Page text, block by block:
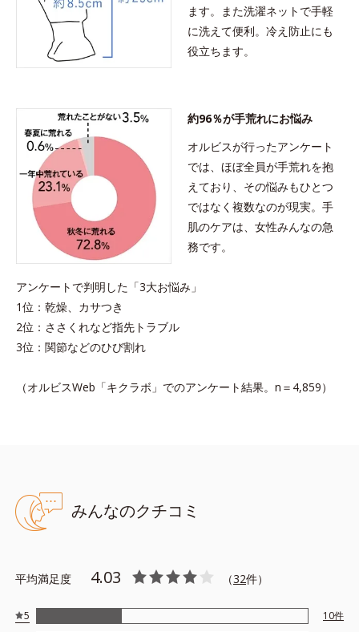
ます。また洗濯ネットで手軽
に洗えて便利。冷え防止にも
役立ちます。
約96％が手荒れにお悩み
オルビスが行ったアンケート
では、ほぼ全員が手荒れを抱
えており、その悩みもひとつ
ではなく複数なのが現実。手
肌のケアは、女性みんなの急
務です。
アンケートで判明した「3大お悩み」
1位：乾燥、カサつき
2位：ささくれなど指先トラブル
3位：関節などのひび割れ
（オルビスWeb「キクラボ」でのアンケート結果。n＝4,859）
みんなのクチコミ
平均満足度 4.03 （32件）
5 10件